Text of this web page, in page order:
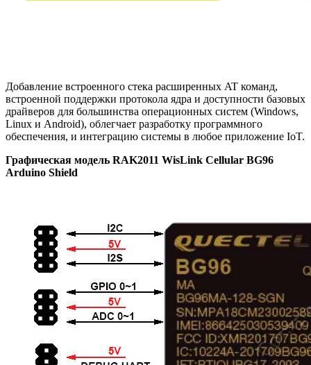
Добавление встроенного стека расширенных AT команд,
встроенной поддержки протокола ядра и доступности базовых
драйверов для большинства операционных систем (Windows,
Linux и Android), облегчает разработку программного
обеспечения, и интеграцию системы в любое приложение IoT.
Графическая модель RAK2011 WisLink Cellular BG96
Arduino Shield